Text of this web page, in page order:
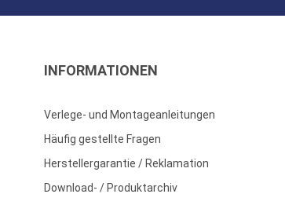
INFORMATIONEN
Verlege- und Montageanleitungen
Häufig gestellte Fragen
Herstellergarantie / Reklamation
Download- / Produktarchiv